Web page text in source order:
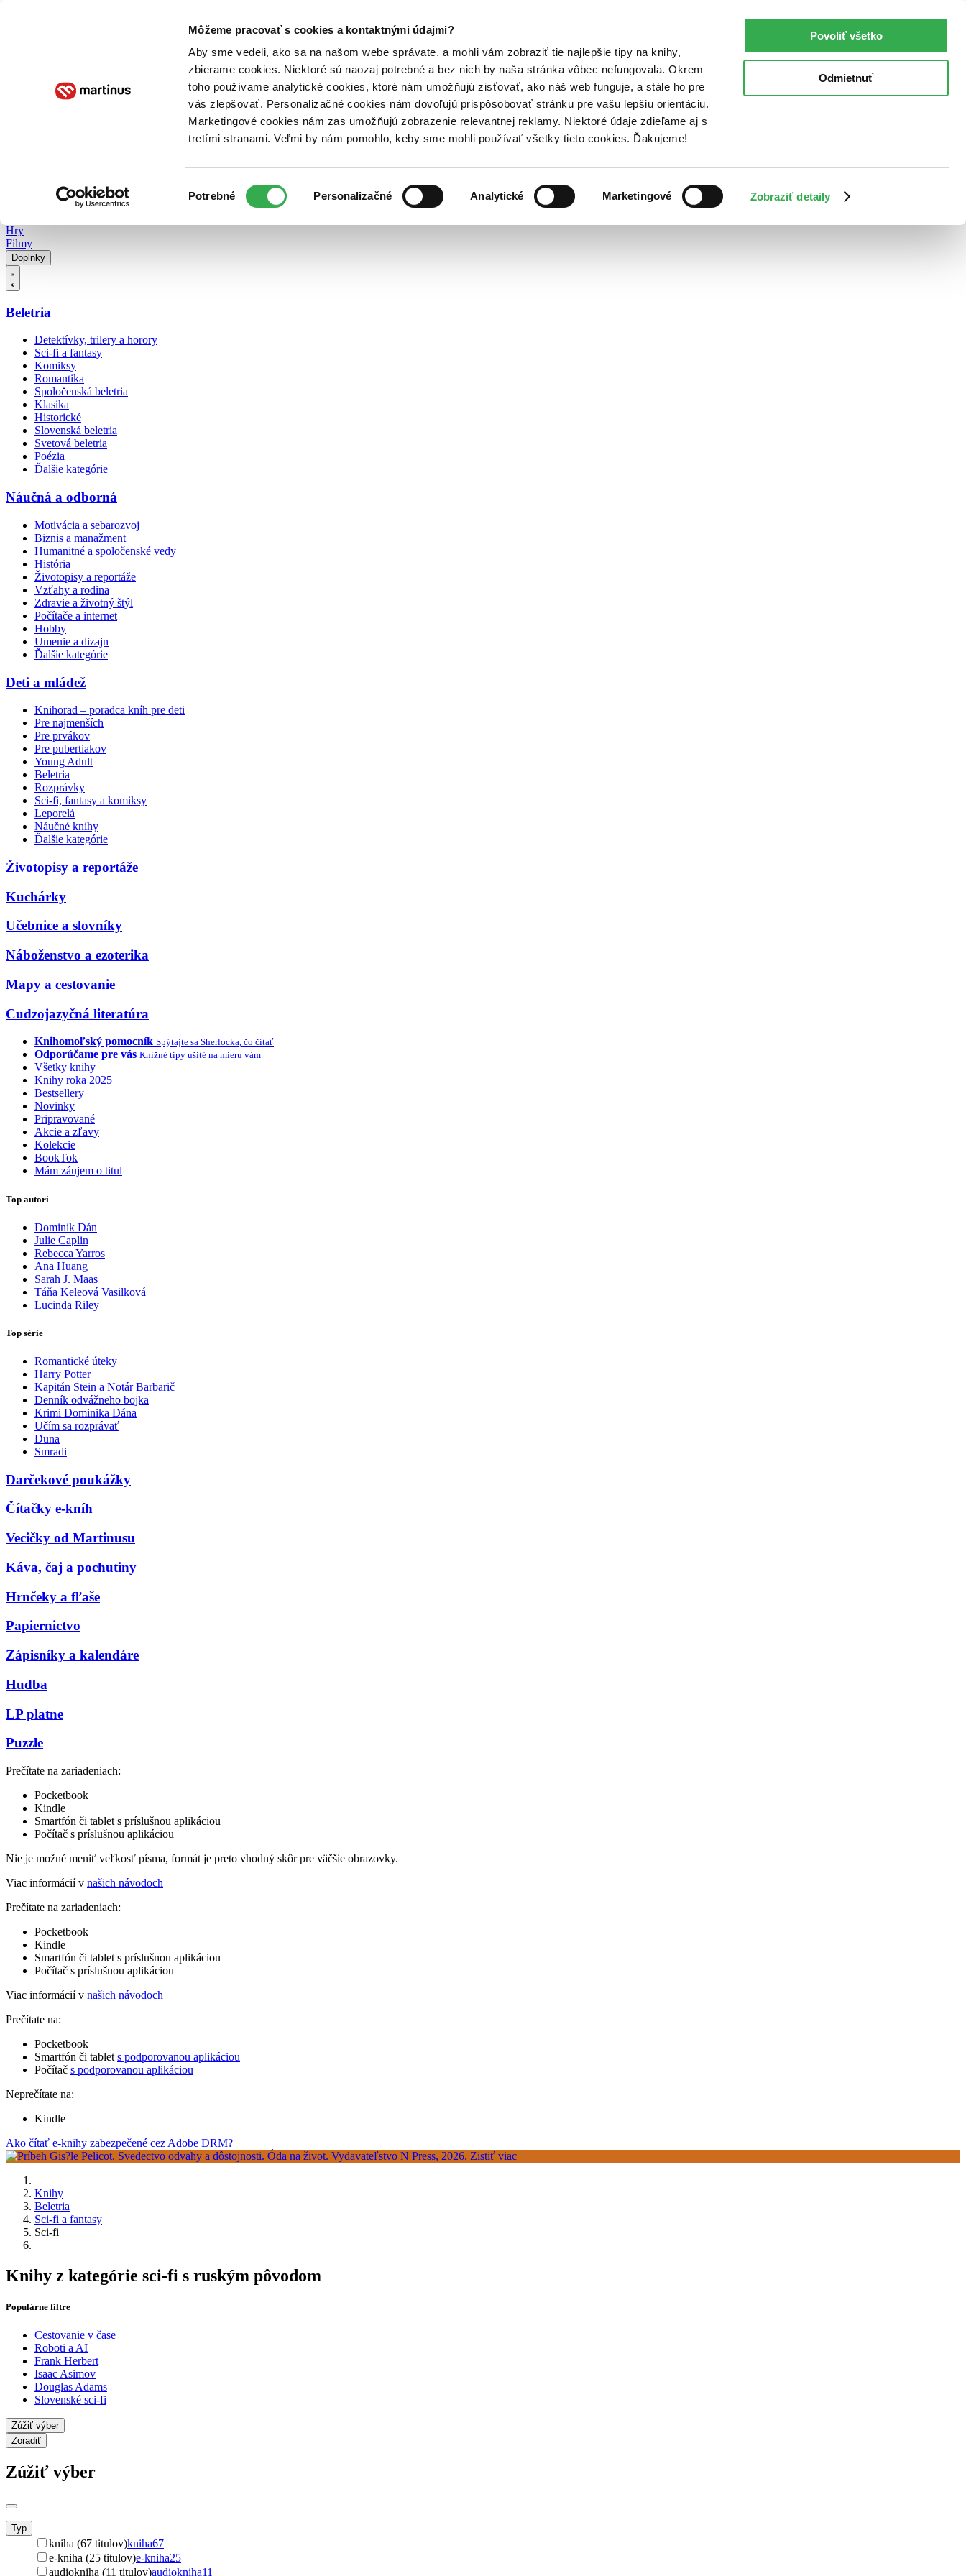
Môžeme pracovať s cookies a kontaktnými údajmi?
Aby sme vedeli, ako sa na našom webe správate, a mohli vám zobraziť tie najlepšie tipy na knihy,
zbierame cookies. Niektoré sú naozaj potrebné a bez nich by naša stránka vôbec nefungovala. Okrem
toho používame analytické cookies, ktoré nám umožňujú zisťovať, ako náš web funguje, a stále ho pre
vás zlepšovať. Personalizačné cookies nám dovoľujú prispôsobovať stránku pre vašu lepšiu orientáciu.
Marketingové cookies nám zas umožňujú zobrazenie relevantnej reklamy. Niektoré údaje zdieľame aj s
tretími stranami. Veľmi by nám pomohlo, keby sme mohli používať všetky tieto cookies. Ďakujeme!
súhlasu
Potrebné Personalizačné Analytické Marketingové Zobraziť detaily
Povoliť všetko
Odmietnuť
Poukážky Kontakt
Hry
Filmy
Doplnky
Beletria
Detektívky, trilery a horory
Sci-fi a fantasy
Komiksy
Romantika
Spoločenská beletria
Klasika
Historické
Slovenská beletria
Svetová beletria
Poézia
Ďalšie kategórie
Náučná a odborná
Motivácia a sebarozvoj
Biznis a manažment
Humanitné a spoločenské vedy
História
Životopisy a reportáže
Vzťahy a rodina
Zdravie a životný štýl
Počítače a internet
Hobby
Umenie a dizajn
Ďalšie kategórie
Deti a mládež
Knihorad – poradca kníh pre deti
Pre najmenších
Pre prvákov
Pre pubertiakov
Young Adult
Beletria
Rozprávky
Sci-fi, fantasy a komiksy
Leporelá
Náučné knihy
Ďalšie kategórie
Životopisy a reportáže
Kuchárky
Učebnice a slovníky
Náboženstvo a ezoterika
Mapy a cestovanie
Cudzojazyčná literatúra
Knihomoľský pomocník Spýtajte sa Sherlocka, čo čítať
Odporúčame pre vás Knižné tipy ušité na mieru vám
Všetky knihy
Knihy roka 2025
Bestsellery
Novinky
Pripravované
Akcie a zľavy
Kolekcie
BookTok
Mám záujem o titul
Top autori
Dominik Dán
Julie Caplin
Rebecca Yarros
Ana Huang
Sarah J. Maas
Táňa Keleová Vasilková
Lucinda Riley
Top série
Romantické úteky
Harry Potter
Kapitán Stein a Notár Barbarič
Denník odvážneho bojka
Krimi Dominika Dána
Učím sa rozprávať
Duna
Smradi
Darčekové poukážky
Čítačky e-kníh
Vecičky od Martinusu
Káva, čaj a pochutiny
Hrnčeky a fľaše
Papiernictvo
Zápisníky a kalendáre
Hudba
LP platne
Puzzle
Prečítate na zariadeniach:
Pocketbook
Kindle
Smartfón či tablet s príslušnou aplikáciou
Počítač s príslušnou aplikáciou
Nie je možné meniť veľkosť písma, formát je preto vhodný skôr pre väčšie obrazovky.
Viac informácií v našich návodoch
Prečítate na zariadeniach:
Pocketbook
Kindle
Smartfón či tablet s príslušnou aplikáciou
Počítač s príslušnou aplikáciou
Viac informácií v našich návodoch
Prečítate na:
Pocketbook
Smartfón či tablet s podporovanou aplikáciou
Počítač s podporovanou aplikáciou
Neprečítate na:
Kindle
Ako čítať e-knihy zabezpečené cez Adobe DRM?
Knihy
Beletria
Sci-fi a fantasy
Sci-fi
Knihy z kategórie sci-fi s ruským pôvodom
Populárne filtre
Cestovanie v čase
Roboti a AI
Frank Herbert
Isaac Asimov
Douglas Adams
Slovenské sci-fi
Zúžiť výber
Zoradiť
Zúžiť výber
Typ
kniha (67 titulov)kniha67
e-kniha (25 titulov)e-kniha25
audiokniha (11 titulov)audiokniha11